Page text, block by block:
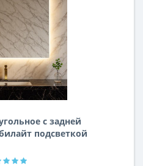
с задней
подсветкой